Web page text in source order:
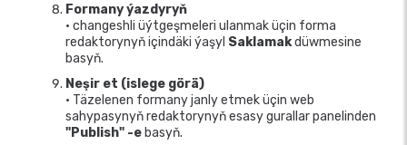
Formany ýazdyryň
• changeshli üýtgeşmeleri ulanmak üçin forma
redaktorynyň içindäki ýaşyl Saklamakdüwmesine
basyň.
Neşir et (islege görä)
• Täzelenen formany janly etmek üçin web
sahypasynyň redaktorynyň esasy gurallar panelinden
"Publish" -e basyň.